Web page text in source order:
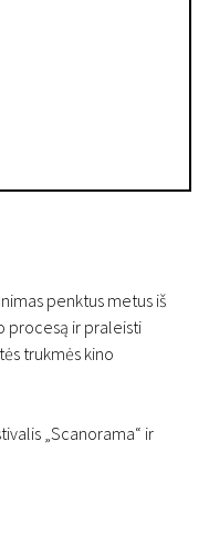
penktus metus iš
procesą ir praleisti
trukmės kino
„Scanorama“ ir